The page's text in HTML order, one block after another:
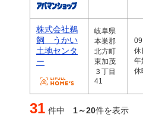
株式会社鵜
飼 うかい
土地センタ
ー
岐阜県
本巣郡
北方町
東加茂
３丁目
41
休
年
休
31 件中 1～20件を表示